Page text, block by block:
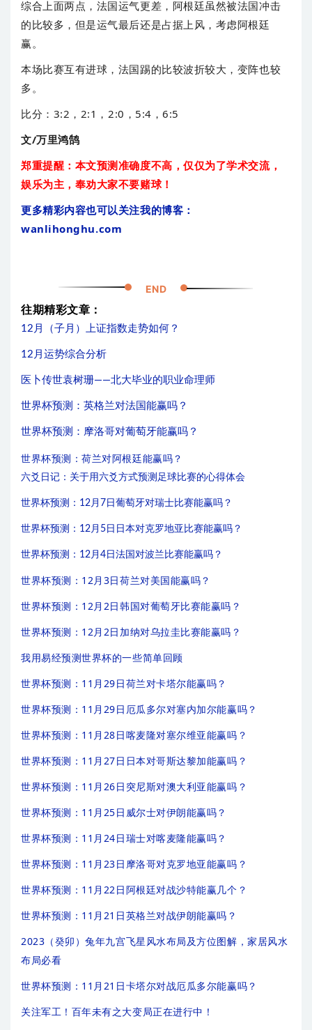
综合上面两点，法国运气更差，阿根廷虽然被法国冲击
的比较多，但是运气最后还是占据上风，考虑阿根廷
赢。
本场比赛互有进球，法国踢的比较波折较大，变阵也较
多。
比分：3:2，2:1，2:0，5:4，6:5
文/万里鸿鹄
郑重提醒：本文预测准确度不高，仅仅为了学术交流，
娱乐为主，奉劝大家不要赌球！
更多精彩内容也可以关注我的博客：
wanlihonghu.com
END
往期精彩文章：
12月（子月）上证指数走势如何？
12月运势综合分析
医卜传世袁树珊——北大毕业的职业命理师
世界杯预测：英格兰对法国能赢吗？
世界杯预测：摩洛哥对葡萄牙能赢吗？
世界杯预测：荷兰对阿根廷能赢吗？
六爻日记：关于用六爻方式预测足球比赛的心得体会
世界杯预测：12月7日葡萄牙对瑞士比赛能赢吗？
世界杯预测：12月5日日本对克罗地亚比赛能赢吗？
世界杯预测：12月4日法国对波兰比赛能赢吗？
世界杯预测：12月3日荷兰对美国能赢吗？
世界杯预测：12月2日韩国对葡萄牙比赛能赢吗？
世界杯预测：12月2日加纳对乌拉圭比赛能赢吗？
我用易经预测世界杯的一些简单回顾
世界杯预测：11月29日荷兰对卡塔尔能赢吗？
世界杯预测：11月29日厄瓜多尔对塞内加尔能赢吗？
世界杯预测：11月28日喀麦隆对塞尔维亚能赢吗？
世界杯预测：11月27日日本对哥斯达黎加能赢吗？
世界杯预测：11月26日突尼斯对澳大利亚能赢吗？
世界杯预测：11月25日威尔士对伊朗能赢吗？
世界杯预测：11月24日瑞士对喀麦隆能赢吗？
世界杯预测：11月23日摩洛哥对克罗地亚能赢吗？
世界杯预测：11月22日阿根廷对战沙特能赢几个？
世界杯预测：11月21日英格兰对战伊朗能赢吗？
2023（癸卯）兔年九宫飞星风水布局及方位图解，家居风水
布局必看
世界杯预测：11月21日卡塔尔对战厄瓜多尔能赢吗？
关注军工！百年未有之大变局正在进行中！